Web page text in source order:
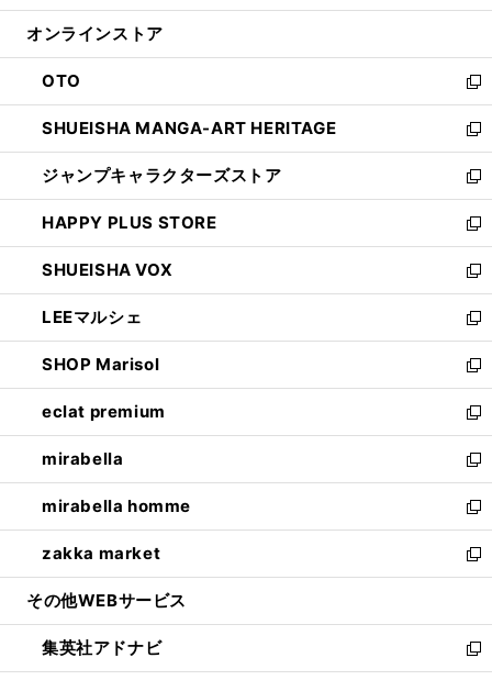
開
ン
ウ
で
開
く
ウ
ン
ド
ウ
で
開
く
オンラインストア
OTO
新
し
い
ウ
ィ
ン
ド
ウ
で
開
く
SHUEISHA MANGA-ART HERITAGE
新
し
い
ウ
ィ
ン
ド
ウ
で
開
く
ジャンプキャラクターズストア
新
し
い
ウ
ィ
ン
ド
ウ
で
開
く
HAPPY PLUS STORE
新
し
い
ウ
ィ
ン
ド
ウ
で
開
く
SHUEISHA VOX
新
し
い
ウ
ィ
ン
ド
ウ
で
開
く
LEEマルシェ
新
し
い
ウ
ィ
ン
ド
ウ
で
開
く
SHOP Marisol
新
し
い
ウ
ィ
ン
ド
ウ
で
開
eclat premium
新
し
い
ウ
ィ
ン
ド
ウ
開
く
mirabella
新
し
い
ウ
ィ
ン
ウ
で
開
mirabella homme
新
し
い
ウ
ン
ド
ウ
zakka market
新
し
ウ
ィ
ン
その他WEBサービス
集英社アドナビ
新
し